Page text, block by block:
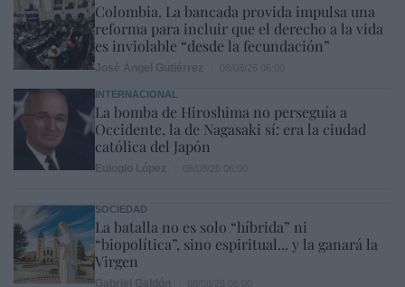
Colombia. La bancada provida impulsa una
reforma para incluir que el derecho a la vida
es inviolable “desde la fecundación”
INTERNACIONAL
La bomba de Hiroshima no perseguía a
Occidente, la de Nagasaki sí: era la ciudad
católica del Japón
SOCIEDAD
La batalla no es solo “híbrida” ni
“biopolítica”, sino espiritual... y la ganará la
Virgen